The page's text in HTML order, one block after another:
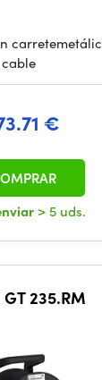
€
> 5 uds.
235.RM